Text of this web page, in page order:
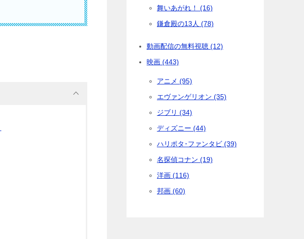
舞いあがれ！ (16)
鎌倉殿の13人 (78)
動画配信の無料視聴 (12)
映画 (443)
アニメ (95)
エヴァンゲリオン (35)
ジブリ (34)
ディズニー (44)
ハリポタ･ファンタビ (39)
名探偵コナン (19)
洋画 (116)
邦画 (60)